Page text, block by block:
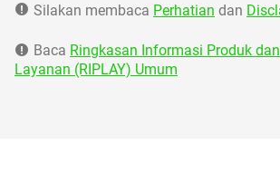
Silakan membaca Perhatian dan
Baca Ringkasan Informasi Produk dan
Layanan (RIPLAY) Umum